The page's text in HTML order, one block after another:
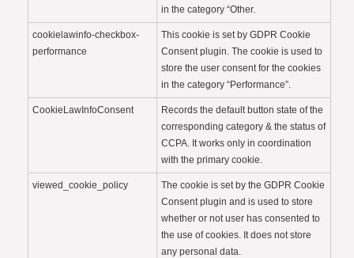
in the category “Other.
cookielawinfo-checkbox-
performance
This cookie is set by GDPR Cookie
Consent plugin. The cookie is used to
store the user consent for the cookies
in the category “Performance”.
CookieLawInfoConsent
Records the default button state of the
corresponding category & the status of
CCPA. It works only in coordination
with the primary cookie.
viewed_cookie_policy
The cookie is set by the GDPR Cookie
Consent plugin and is used to store
whether or not user has consented to
the use of cookies. It does not store
any personal data.